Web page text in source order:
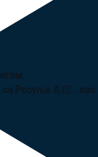
Росуља 💪🏻 ...као